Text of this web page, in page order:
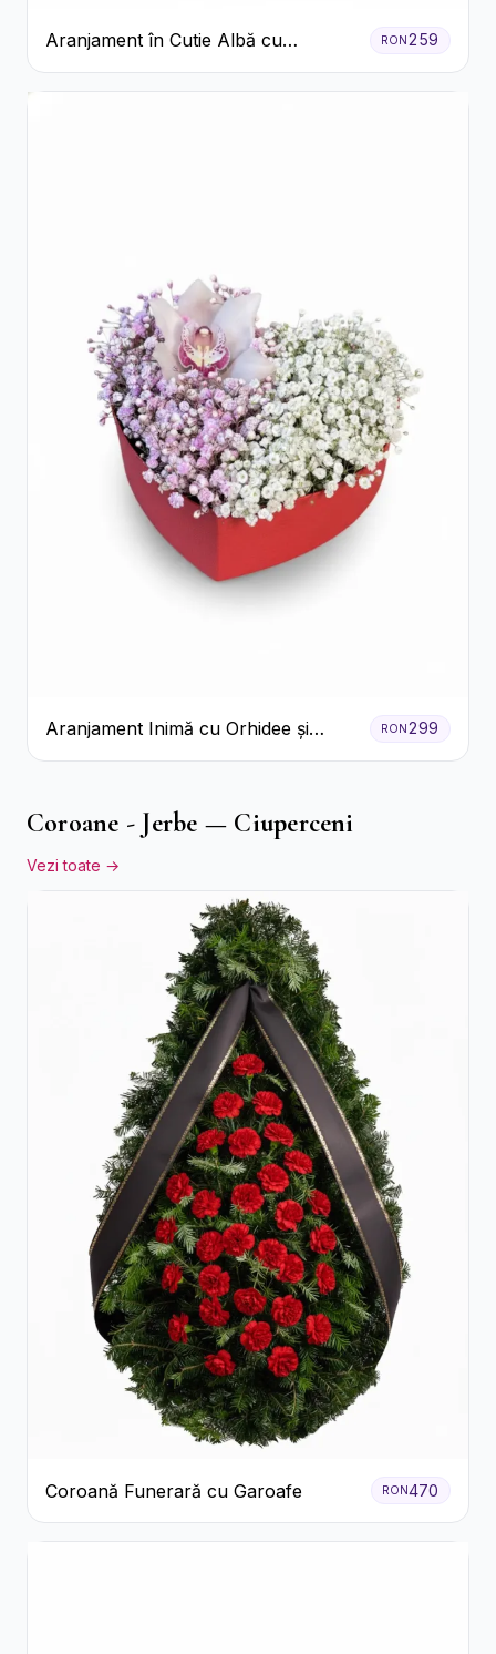
Aranjament în Cutie Albă cu
Trandafiri Roșii și Lisianthus
RON259
Aranjament Inimă cu Orhidee și
Floarea Miresei
RON299
Coroane - Jerbe — Ciuperceni
Vezi toate →
Coroană Funerară cu Garoafe RON 470